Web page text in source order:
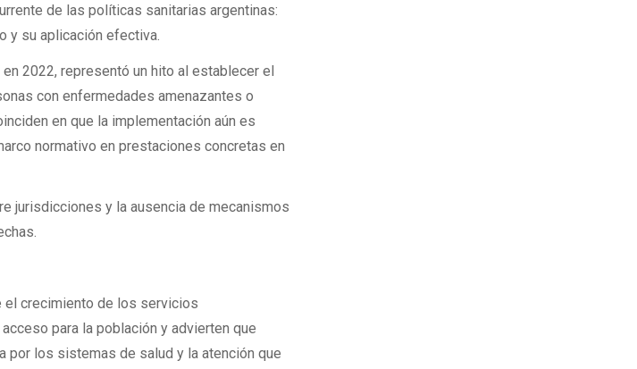
de las políticas sanitarias argentinas:
y su aplicación efectiva.
en 2022, representó un hito al establecer el
con enfermedades amenazantes o
en que la implementación aún es
normativo en prestaciones concretas en
jurisdicciones y la ausencia de mecanismos
el crecimiento de los servicios
para la población y advierten que
por los sistemas de salud y la atención que